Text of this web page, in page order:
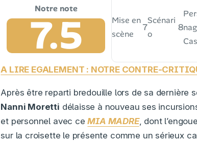
Mise en
scène
7
Scénari
o
8
7.5
A LIRE EGALEMENT : NOTRE CONTRE-
Après être reparti bredouille lors de sa dernière
Nanni Moretti délaisse à nouveau ses
et personnel avec ceMIA MADRE, dont
sur la croisette le présente comme un sérieux